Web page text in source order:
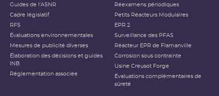
Guides de l'ASNR
Cadre législatif
RFS
Évaluations environnementales
Mesures de publicité diverses
Élaboration des décisions et guides
INB
Réglementation associée
Réexamens périodiques
Petits Réacteurs Modulaires
EPR 2
Surveillance des PFAS
Réacteur EPR de Flamanville
Corrosion sous contrainte
Usine Creusot Forge
Évaluations complémentaires de
sûreté